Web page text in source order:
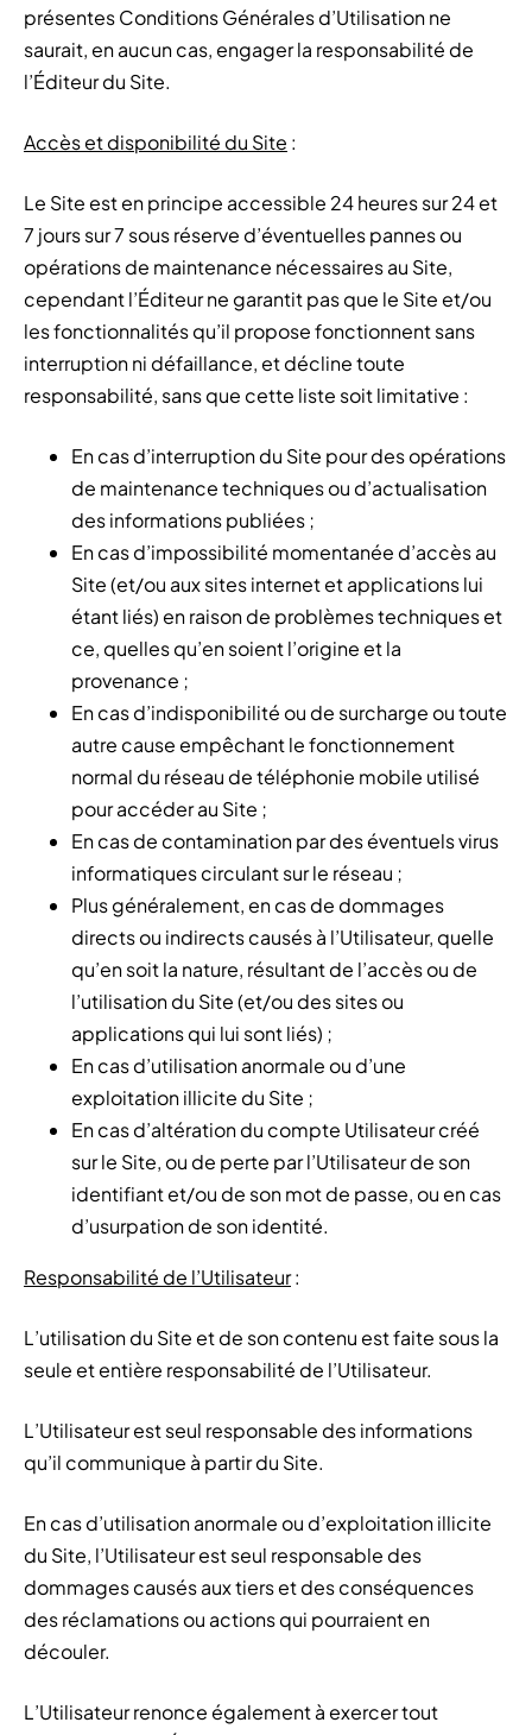
présentes Conditions Générales d’Utilisation ne
saurait, en aucun cas, engager la responsabilité de
l’Éditeur du Site.
Accès et disponibilité du Site :
Le Site est en principe accessible 24 heures sur 24 et
7 jours sur 7 sous réserve d’éventuelles pannes ou
opérations de maintenance nécessaires au Site,
cependant l’Éditeur ne garantit pas que le Site et/ou
les fonctionnalités qu’il propose fonctionnent sans
interruption ni défaillance, et décline toute
responsabilité, sans que cette liste soit limitative :
En cas d’interruption du Site pour des opérations
de maintenance techniques ou d’actualisation
des informations publiées ;
En cas d’impossibilité momentanée d’accès au
Site (et/ou aux sites internet et applications lui
étant liés) en raison de problèmes techniques et
ce, quelles qu’en soient l’origine et la
provenance ;
En cas d’indisponibilité ou de surcharge ou toute
autre cause empêchant le fonctionnement
normal du réseau de téléphonie mobile utilisé
pour accéder au Site ;
En cas de contamination par des éventuels virus
informatiques circulant sur le réseau ;
Plus généralement, en cas de dommages
directs ou indirects causés à l’Utilisateur, quelle
qu’en soit la nature, résultant de l’accès ou de
l’utilisation du Site (et/ou des sites ou
applications qui lui sont liés) ;
En cas d’utilisation anormale ou d’une
exploitation illicite du Site ;
En cas d’altération du compte Utilisateur créé
sur le Site, ou de perte par l’Utilisateur de son
identifiant et/ou de son mot de passe, ou en cas
d’usurpation de son identité.
Responsabilité de l’Utilisateur:
L’utilisation du Site et de son contenu est faite sous la
seule et entière responsabilité de l’Utilisateur.
L’Utilisateur est seul responsable des informations
qu’il communique à partir du Site.
En cas d’utilisation anormale ou d’exploitation illicite
du Site, l’Utilisateur est seul responsable des
dommages causés aux tiers et des conséquences
des réclamations ou actions qui pourraient en
découler.
L’Utilisateur renonce également à exercer tout